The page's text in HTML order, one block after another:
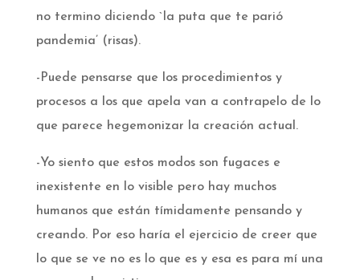
no termino diciendo `la puta que te parió
pandemia’ (risas).­
-Puede pensarse que los procedimientos y
procesos a los que apela van a contrapelo de lo
que parece hegemonizar la creación actual.­
-Yo siento que estos modos son fugaces e
inexistente en lo visible pero hay muchos
humanos que están tímidamente pensando y
creando. Por eso haría el ejercicio de creer que
lo que se ve no es lo que es y esa es para mí una